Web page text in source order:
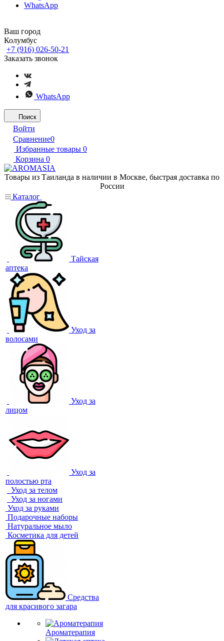
WhatsApp
Ваш город
Колумбус
+7 (916) 026-50-21
Заказать звонок
WhatsApp
Поиск
Войти
Сравнение0
Избранные товары 0
Корзина 0
Товары из Таиланда в наличии в Москве, быстрая доставка по
России
Каталог
Тайская
аптека
Уход за
волосами
Уход за
лицом
Уход за
полостью рта
Уход за телом
Уход за ногами
Уход за руками
Подарочные наборы
Натуральное мыло
Косметика для детей
Средства
для красивого загара
Ароматерапия